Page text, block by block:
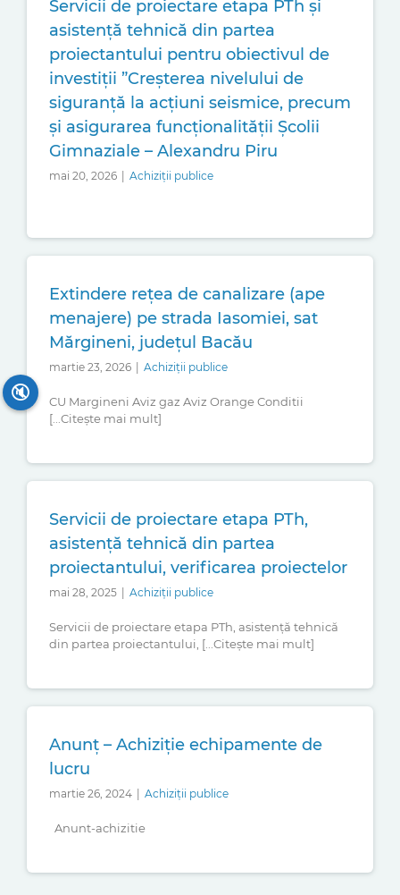
Servicii de proiectare etapa PTh și
asistență tehnică din partea
proiectantului pentru obiectivul de
investiții ”Creșterea nivelului de
siguranță la acțiuni seismice, precum
și asigurarea funcționalității Școlii
Gimnaziale – Alexandru Piru
mai 20, 2026 | Achiziții publice
Extindere rețea de canalizare (ape
menajere) pe strada Iasomiei, sat
Mărgineni, județul Bacău
martie 23, 2026 | Achiziții publice
CU Margineni Aviz gaz Aviz Orange Conditii
[...Citește mai mult]
Servicii de proiectare etapa PTh,
asistență tehnică din partea
proiectantului, verificarea proiectelor
mai 28, 2025 | Achiziții publice
Servicii de proiectare etapa PTh, asistență tehnică
din partea proiectantului, [...Citește mai mult]
Anunț – Achiziție echipamente de
lucru
martie 26, 2024 | Achiziții publice
Anunt-achizitie
🔇